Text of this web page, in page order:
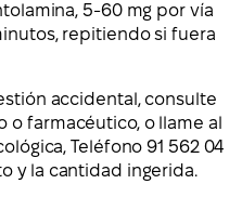
5-60 mg por vía
repitiendo si fuera
accidental, consulte
o farmacéutico, o llame al
Teléfono 91 562 04
y la cantidad ingerida.